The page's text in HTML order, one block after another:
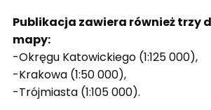
Publikacja zawiera również trzy
mapy:
-Okręgu Katowickiego (1:125 000),
-Krakowa (1:50 000),
-Trójmiasta (1:105 000).